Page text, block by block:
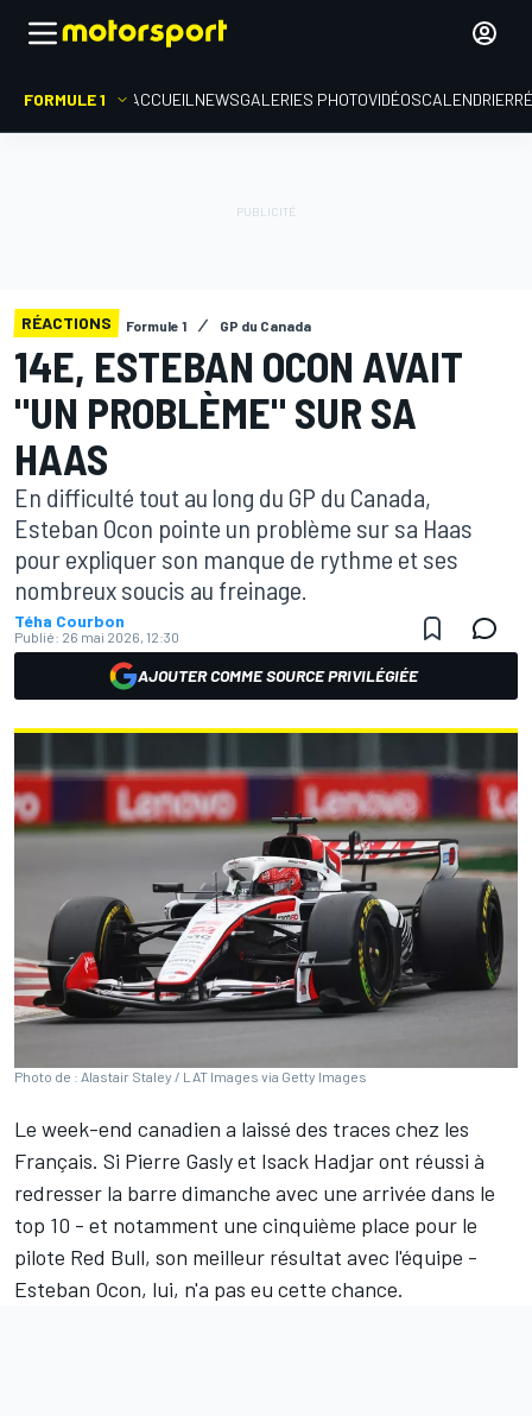
FORMULE 1 ACCUEIL NEWSGALERIES PHOTOVIDÉOSCALENDRIER
RÉACTIONS Formule 1 GP du Canada
14E, ESTEBAN OCON AVAIT
"UN PROBLÈME" SUR SA
HAAS
En difficulté tout au long du GP du Canada,
Esteban Ocon pointe un problème sur sa Haas
pour expliquer son manque de rythme et ses
nombreux soucis au freinage.
Téha Courbon
Publié: 26 mai 2026, 12:30
AJOUTER COMME SOURCE PRIVILÉGIÉE
Photo de : Alastair Staley / LAT Images via Getty Images
Le week-end canadien a laissé des traces chez les
Français. Si Pierre Gaslyet Isack Hadjaront réussi à
redresser la barre dimanche avec une arrivée dans le
top 10 - et notamment une cinquième place pour le
pilote Red Bull, son meilleur résultat avec l'équipe -
Esteban Ocon, lui, n'a pas eu cette chance.